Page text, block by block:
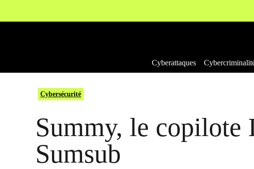
Cyberattaques
Cybersécurité
Summy, le copilote
Sumsub